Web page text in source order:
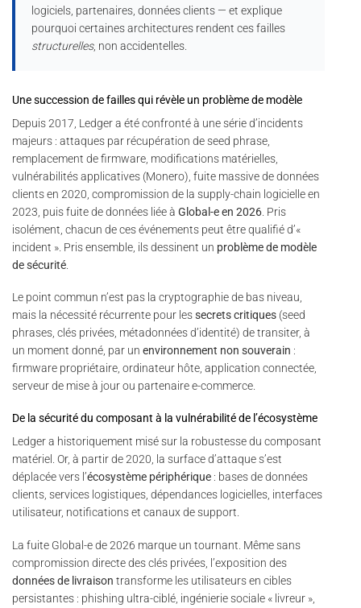
logiciels, partenaires, données clients — et explique
pourquoi certaines architectures rendent ces failles
structurelles, non accidentelles.
Une succession de failles qui révèle un problème de modèle
Depuis 2017, Ledger a été confronté à une série d’incidents
majeurs : attaques par récupération de seed phrase,
remplacement de firmware, modifications matérielles,
vulnérabilités applicatives (Monero), fuite massive de données
clients en 2020, compromission de la supply-chain logicielle en
2023, puis fuite de données liée à Global-e en 2026 . Pris
isolément, chacun de ces événements peut être qualifié d’«
incident ». Pris ensemble, ils dessinent un problème de modèle
de sécurité
Le point commun n’est pas la cryptographie de bas niveau,
mais la nécessité récurrente pour lessecrets critiques (seed
phrases, clés privées, métadonnées d’identité) de transiter, à
un moment donné, par un environnement non souverain :
firmware propriétaire, ordinateur hôte, application connectée,
serveur de mise à jour ou partenaire e-commerce.
De la sécurité du composant à la vulnérabilité de l’écosystème
Ledger a historiquement misé sur la robustesse du composant
matériel. Or, à partir de 2020, la surface d’attaque s’est
déplacée vers l’écosystème périphérique : bases de données
clients, services logistiques, dépendances logicielles, interfaces
utilisateur, notifications et canaux de support.
La fuite Global-e de 2026 marque un tournant. Même sans
compromission directe des clés privées, l’exposition des
données de livraison transforme les utilisateurs en cibles
persistantes : phishing ultra-ciblé, ingénierie sociale « livreur »,